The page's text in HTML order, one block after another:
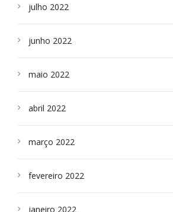
julho 2022
junho 2022
maio 2022
abril 2022
março 2022
fevereiro 2022
janeiro 2022